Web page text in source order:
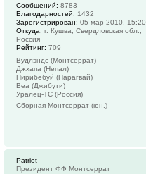
Сообщений: 8783
Благодарностей: 1432
Зарегистрирован: 05 мар 2010, 15:20
Откуда: г. Кушва, Свердловская обл.,
Россия
Рейтинг: 709
Вудлэндс (Монтсеррат)
Джхапа (Непал)
Пирибебуй (Парагвай)
Веа (Джибути)
Уралец-ТС (Россия)
Сборная Монтсеррат (юн.)
Patriot
Президент ФФ Монтсеррат